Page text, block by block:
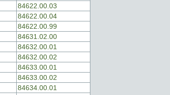
84622.00.03
84622.00.04
84622.00.99
84631.02.00
84632.00.01
84632.00.02
84633.00.01
84633.00.02
84634.00.01